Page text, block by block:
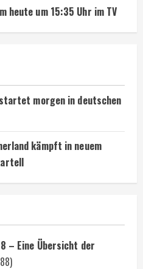
heute um 15:35 Uhr im TV
startet morgen in deutschen
kämpft in neuem
– Eine Übersicht der